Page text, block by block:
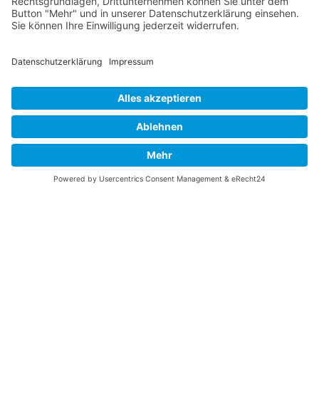
Links
UNTERSTÜTZEN
Gefällt Ihnen diese Website über die B-17 Flying
Fortress? Ich könnte Ihnen helfen, die Informationen
zu finden, die Sie suchen? Ich würde mich sehr
freuen, wenn Sie meine Arbeit jetzt mit
Meunterstützen!